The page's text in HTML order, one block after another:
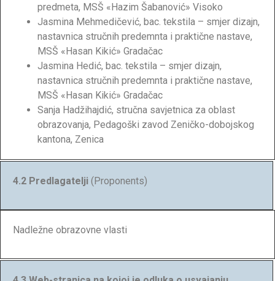
predmeta, MSŠ «Hazim Šabanović» Visoko
Jasmina Mehmedičević, bac. tekstila – smjer dizajn,
nastavnica stručnih predemnta i praktične nastave,
MSŠ «Hasan Kikić» Gradačac
Jasmina Hedić, bac. tekstila – smjer dizajn,
nastavnica stručnih predemnta i praktične nastave,
MSŠ «Hasan Kikić» Gradačac
Sanja Hadžihajdić, stručna savjetnica za oblast
obrazovanja, Pedagoški zavod Zeničko-dobojskog
kantona, Zenica
4.2 Predlagatelji (Proponents)
Nadležne obrazovne vlasti